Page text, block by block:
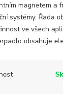
magnetem a
systémy. Řada
ve všech
obsahuje